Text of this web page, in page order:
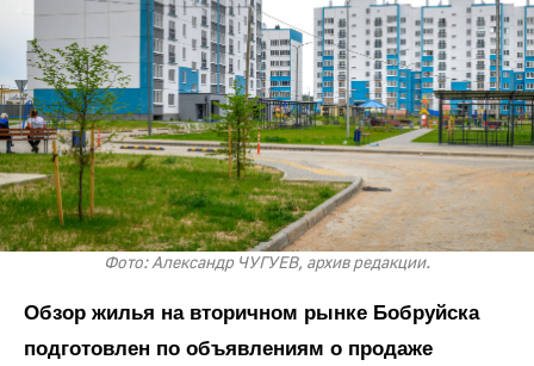
Фото: Александр ЧУГУЕВ, архив редакции.
Обзор жилья на вторичном рынке Бобруйска
подготовлен по объявлениям о продаже